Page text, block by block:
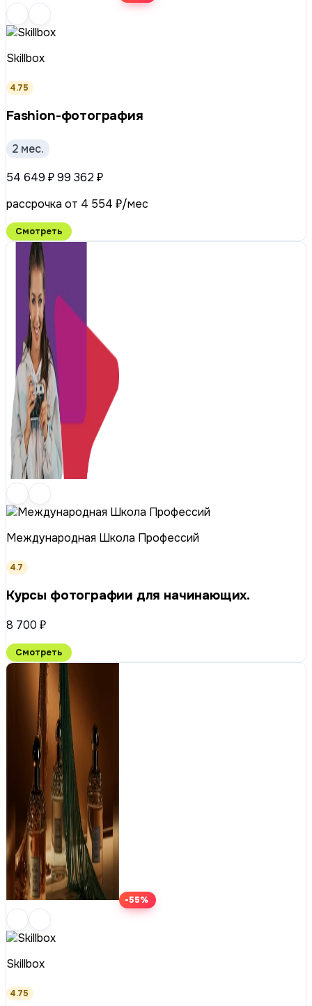
Skillbox
4.75
Fashion-фотография
2 мес.
54 649 ₽99 362 ₽
рассрочка от 4 554 ₽/мес
Смотреть
Международная Школа Профессий
4.7
Курсы фотографии для начинающих.
8 700 ₽
Смотреть
-55%
Skillbox
4.75